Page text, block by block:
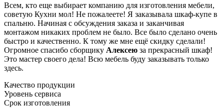
Всем, кто еще выбирает компанию для изготовления мебели,
советую Кухни мол! Не пожалеете! Я заказывала шкаф-купе в
спальню. Начиная с обсуждения заказа и заканчивая
монтажом никаких проблем не было. Все было сделано очень
быстро и качественно. К тому же мне ещё скидку сделали!
Огромное спасибо сборщику Алексею за прекрасный шкаф!
Это мастер своего дела! Всю мебель буду заказывать только
здесь.
Качество продукции
Уровень сервиса
Срок изготовления